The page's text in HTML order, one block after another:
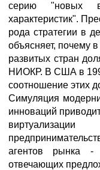
серию "новых
характеристик".
рода стратегии в
объясняет, почему
развитых стран
НИОКР. В США в
соотношение этих
Симуляция
инноваций
агентов рынка -
отвечающих